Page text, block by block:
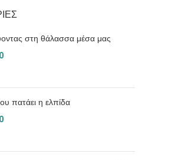
στη θάλασσα μέσα μας
πατάει η ελπίδα